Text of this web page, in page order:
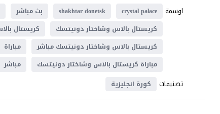
اوسمة
crystal palace
shakhtar donetsk بث مباشر
كريستال بالاس وشاختار دونيتسك
كريستال
كريستال بالاس وشاختار دونيتسك مباشر
مباراة
مباراة كريستال بالاس وشاختار دونيتسك
مباشر
تصنيفات كورة انجليزية